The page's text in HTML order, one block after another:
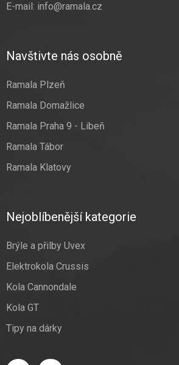
E-mail: info@ramala.cz
Navštivte nás osobně
Ramala Plzeň
Ramala Domažlice
Ramala Praha 9 - Libeň
Ramala Tábor
Ramala Klatovy
Nejoblíbenější kategorie
Brýle a přilby Uvex
Elektrokola Crussis
Kola Cannondale
Kola GT
Tipy na dárky